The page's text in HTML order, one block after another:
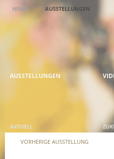
HOME AUSSTELLUNGEN
AUSSTELLUNGEN
AKTUELL
VORHERIGE AUSSTELLUNG